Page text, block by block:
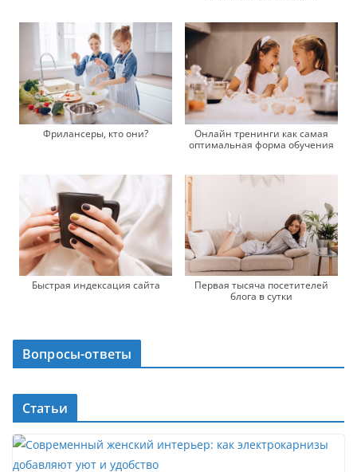
Фрилансеры, кто они?
Онлайн тренинги как самая
оптимальная форма обучения
Быстрая индексация сайта
Первая тысяча посетителей
блога в сутки
Вопросы-ответы
Статьи